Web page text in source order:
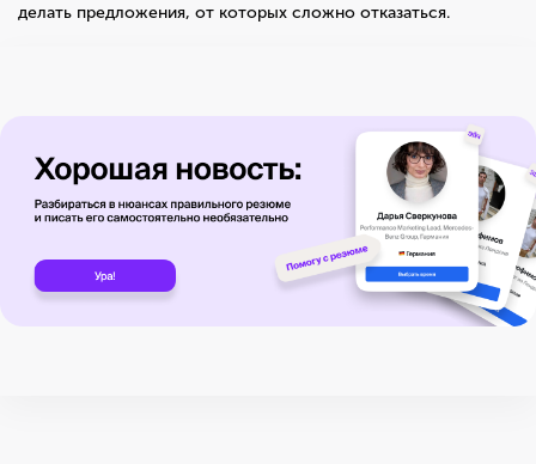
делать предложения, от которых сложно отказаться.